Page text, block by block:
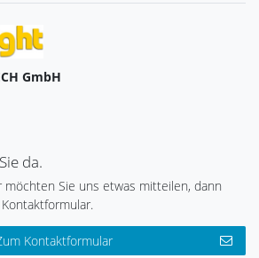
GmbH
da.
möchten Sie uns etwas mitteilen, dann
Kontaktformular